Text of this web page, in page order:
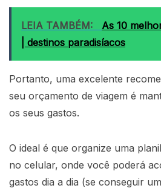
LEIA TAMBÉM:
As 10
| destinos paradisíacos
Portanto, uma excelente
seu orçamento de viagem é
os seus gastos.
O ideal é que organize uma
no celular, onde você poderá
gastos dia a dia (se conseguir